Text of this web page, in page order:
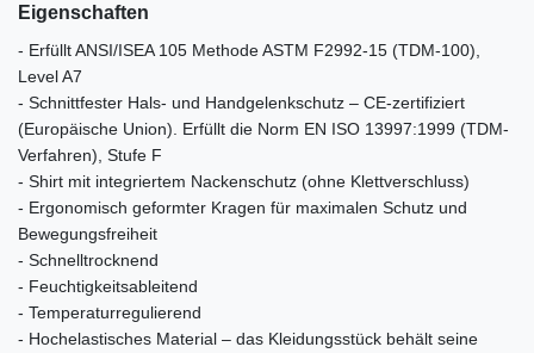
Eigenschaften
- Erfüllt ANSI/ISEA 105 Methode ASTM F2992-15 (TDM-100),
Level A7
- Schnittfester Hals- und Handgelenkschutz – CE-zertifiziert
(Europäische Union). Erfüllt die Norm EN ISO 13997:1999 (TDM-
Verfahren), Stufe F
- Shirt mit integriertem Nackenschutz (ohne Klettverschluss)
- Ergonomisch geformter Kragen für maximalen Schutz und
Bewegungsfreiheit
- Schnelltrocknend
- Feuchtigkeitsableitend
- Temperaturregulierend
- Hochelastisches Material – das Kleidungsstück behält seine